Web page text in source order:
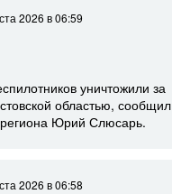
2026в 06:59
уничтожили за
областью, сообщил
региона Юрий Слюсарь.
2026в 06:58